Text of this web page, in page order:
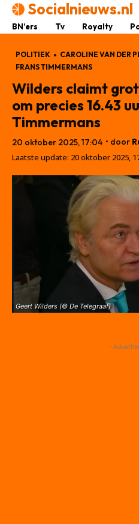
Socialnieuws.nl
BN’ers Tv Royalty
POLITIEK CAROLINE VAN DER
FRANS TIMMERMANS
Wilders claimt
om precies 16.43
Timmermans
20 oktober 2025, 17:04 • door
Laatste update: 20 oktober 2025,
Geert Wilders (© De Telegraaf)
-